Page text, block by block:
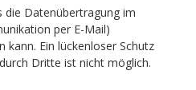
die Datenübertragung im
per E-Mail)
kann. Ein lückenloser Schutz
Dritte ist nicht möglich.